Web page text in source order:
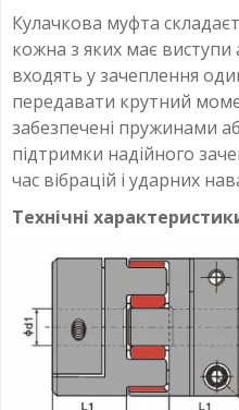
Кулачкова муфта
кожна з яких має виступи
входять у зачеплення
передавати крутний
забезпечені пружинами
підтримки надійного
час вібрацій і ударних
Технічні